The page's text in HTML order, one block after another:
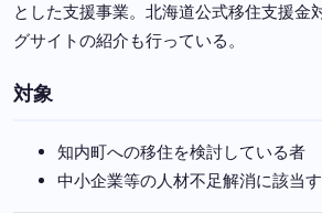
とした支援事業。北海道公式移住支援金
グサイトの紹介も行っている。
対象
知内町への移住を検討している者
中小企業等の人材不足解消に該当